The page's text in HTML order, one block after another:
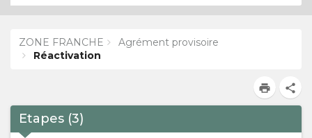
ZONE FRANCHE
Agrément provisoire
Réactivation
print share
Etapes (3)